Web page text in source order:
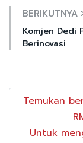
BERIKUTNYA
Komjen Dedi
Berinovasi
Temukan
Untuk